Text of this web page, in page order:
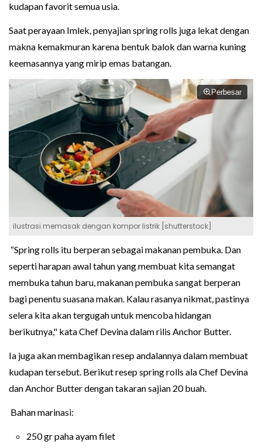
kudapan favorit semua usia.
Saat perayaan Imlek, penyajian spring rolls juga lekat dengan
makna kemakmuran karena bentuk balok dan warna kuning
keemasannya yang mirip emas batangan.
Perbesar
ilustrasi memasak dengan kompor listrik [shutterstock]
“Spring rolls itu berperan sebagai makanan pembuka. Dan
seperti harapan awal tahun yang membuat kita semangat
membuka tahun baru, makanan pembuka sangat berperan
bagi penentu suasana makan. Kalau rasanya nikmat, pastinya
selera kita akan tergugah untuk mencoba hidangan
berikutnya," kata Chef Devina dalam rilis Anchor Butter.
Ia juga akan membagikan resep andalannya dalam membuat
kudapan tersebut. Berikut resep spring rolls ala Chef Devina
dan Anchor Butter dengan takaran sajian 20 buah.
Bahan marinasi:
250 gr paha ayam filet